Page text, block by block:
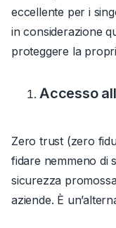
eccellente per i
in considerazione
proteggere la
Accesso
Zero trust (zero
fidare nemmeno di
sicurezza
aziende. È